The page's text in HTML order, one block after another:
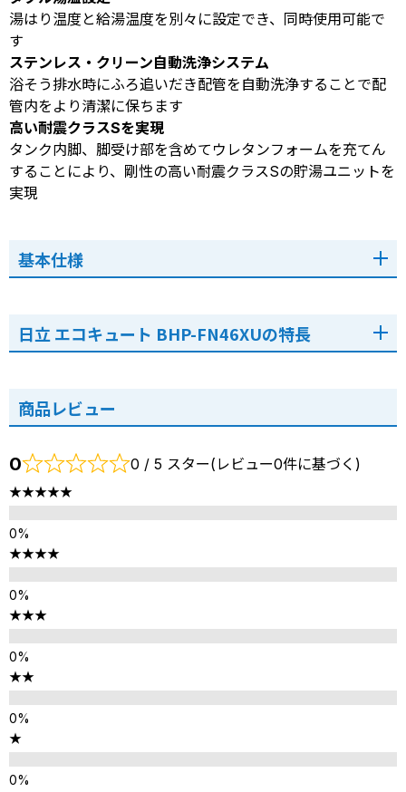
湯はり温度と給湯温度を別々に設定でき、同時使用可能で
す
ステンレス・クリーン自動洗浄システム
浴そう排水時にふろ追いだき配管を自動洗浄することで配
管内をより清潔に保ちます
高い耐震クラスSを実現
タンク内脚、脚受け部を含めてウレタンフォームを充てん
することにより、剛性の高い耐震クラスSの貯湯ユニットを
実現
基本仕様
日立 エコキュート BHP-FN46XUの特長
商品レビュー
0 0 / 5 スター(レビュー0件に基づく)
★★★★★
★★★★
★★★
★★
★